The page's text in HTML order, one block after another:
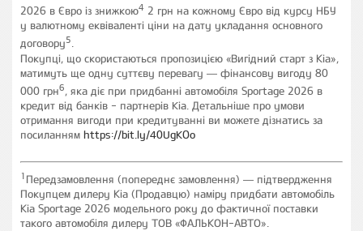
2026 в Євро із знижкою4 2 грн на кожному Євро від курсу НБУ
у валютному еквіваленті ціни на дату укладання основного
договору5.
Покупці, що скористаються пропозицією «Вигідний старт з Кіа»,
матимуть ще одну суттєву перевагу — фінансову вигоду 80
000 грн6, яка діє при придбанні автомобіля Sportage 2026 в
кредит від банків - партнерів Kia. Детальніше про умови
отримання вигоди при кредитуванні ви можете дізнатись за
посиланням https://bit.ly/40UgKOo
1 Передзамовлення (попереднє замовлення) — підтвердження
Покупцем дилеру Кіа (Продавцю) наміру придбати автомобіль
Кіа Sportage 2026 модельного року до фактичної поставки
такого автомобіля дилеру ТОВ «ФАЛЬКОН-АВТО».